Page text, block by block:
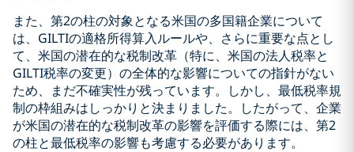
また、第2の柱の対象となる米国の多国籍企業について
は、GILTIの適格所得算入ルールや、さらに重要な点とし
て、米国の潜在的な税制改革（特に、米国の法人税率と
GILTI税率の変更）の全体的な影響についての指針がない
ため、まだ不確実性が残っています。しかし、最低税率規
制の枠組みはしっかりと決まりました。したがって、企業
が米国の潜在的な税制改革の影響を評価する際には、第2
の柱と最低税率の影響も考慮する必要があります。